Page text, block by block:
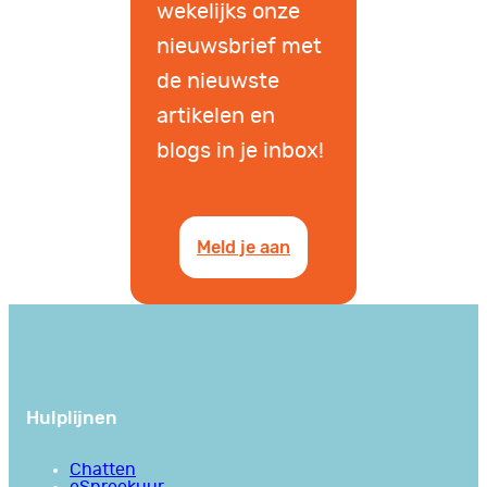
wekelijks onze
nieuwsbrief met
de nieuwste
artikelen en
blogs in je inbox!
Meld je aan
Hulplijnen
Chatten